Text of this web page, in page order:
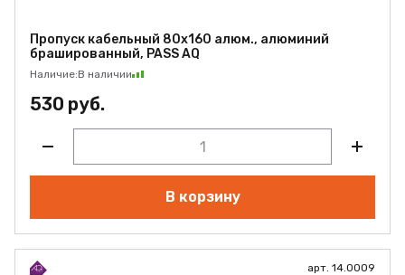
Пропуск кабельный 80х160 алюм., алюминий
брашированный, PASS AQ
Наличие:В наличии
530 руб.
В корзину
арт. 14.0009